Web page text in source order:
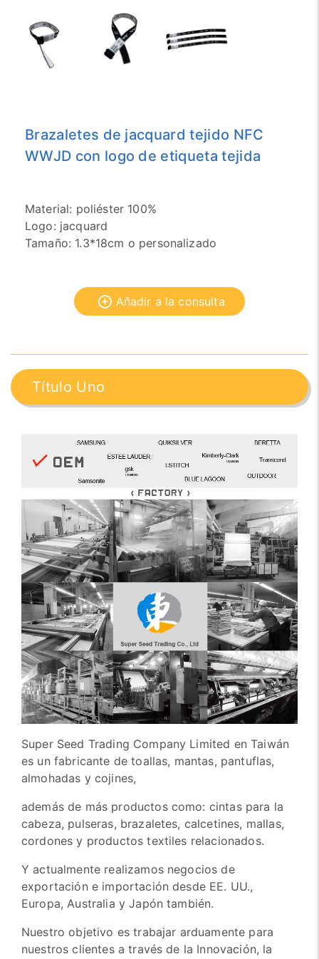
Brazaletes de jacquard tejido NFC
WWJD con logo de etiqueta tejida
Material: poliéster 100%
Logo: jacquard
Tamaño: 1.3*18cm o personalizado
Añadir a la consulta
Título Uno
Super Seed Trading Company Limited en Taiwán
es un fabricante de toallas, mantas, pantuflas,
almohadas y cojines,
además de más productos como: cintas para la
cabeza, pulseras, brazaletes, calcetines, mallas,
cordones y productos textiles relacionados.
Y actualmente realizamos negocios de
exportación e importación desde EE. UU.,
Europa, Australia y Japón también.
Nuestro objetivo es trabajar arduamente para
nuestros clientes a través de la Innovación, la